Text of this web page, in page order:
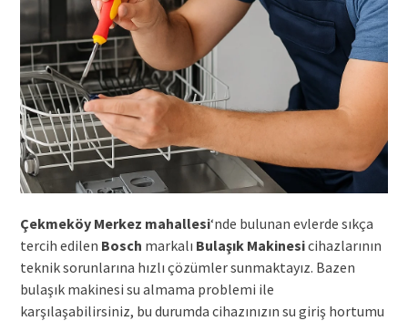
Çekmeköy Merkez mahallesi‘nde bulunan evlerde sıkça
tercih edilen Bosch markalı Bulaşık Makinesicihazlarının
teknik sorunlarına hızlı çözümler sunmaktayız. Bazen
bulaşık makinesi su almama problemi ile
karşılaşabilirsiniz, bu durumda cihazınızın su giriş hortumu